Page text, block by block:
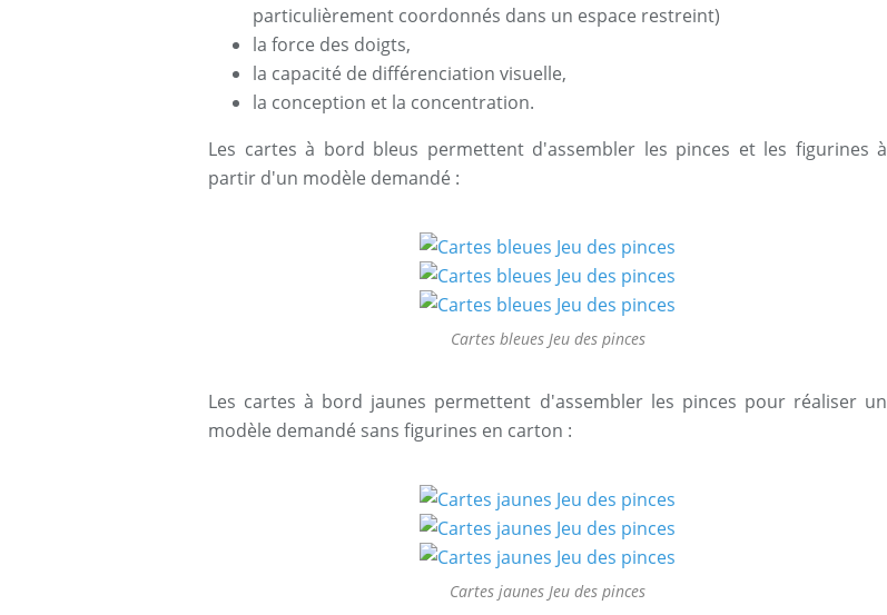
particulièrement coordonnés dans un espace restreint)
la force des doigts,
la capacité de différenciation visuelle,
la conception et la concentration.
Les cartes à bord bleus permettent d'assembler les pinces et les figurines à
partir d'un modèle demandé :
Cartes bleues Jeu des pinces
Les cartes à bord jaunes permettent d'assembler les pinces pour réaliser un
modèle demandé sans figurines en carton :
Cartes jaunes Jeu des pinces